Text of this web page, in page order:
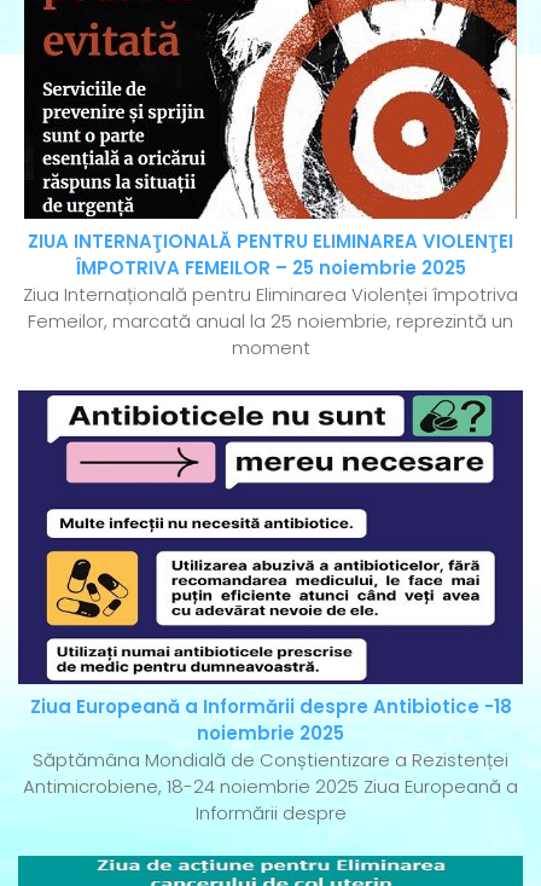
ZIUA INTERNAŢIONALĂ PENTRU ELIMINAREA VIOLENŢEI
ÎMPOTRIVA FEMEILOR – 25 noiembrie 2025
Ziua Internațională pentru Eliminarea Violenței împotriva
Femeilor, marcată anual la 25 noiembrie, reprezintă un
moment
Ziua Europeană a Informării despre Antibiotice -18
noiembrie 2025
Săptămâna Mondială de Conștientizare a Rezistenței
Antimicrobiene, 18-24 noiembrie 2025 Ziua Europeană a
Informării despre